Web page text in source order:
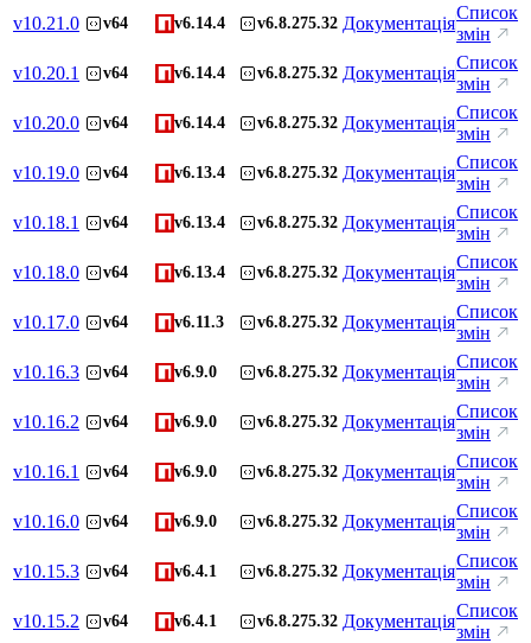
v10.21.0 v64 v6.14.4 v6.8.275.32 Документація
Список
змін
v10.20.1 v64 v6.14.4 v6.8.275.32 Документація
Список
змін
v10.20.0 v64 v6.14.4 v6.8.275.32 Документація
Список
змін
v10.19.0 v64 v6.13.4 v6.8.275.32 Документація
Список
змін
v10.18.1 v64 v6.13.4 v6.8.275.32 Документація
Список
змін
v10.18.0 v64 v6.13.4 v6.8.275.32 Документація
Список
змін
v10.17.0 v64 v6.11.3 v6.8.275.32 Документація
Список
змін
v10.16.3 v64 v6.9.0 v6.8.275.32 Документація
Список
змін
v10.16.2 v64 v6.9.0 v6.8.275.32 Документація
Список
змін
v10.16.1 v64 v6.9.0 v6.8.275.32 Документація
Список
змін
v10.16.0 v64 v6.9.0 v6.8.275.32 Документація
Список
змін
v10.15.3 v64 v6.4.1 v6.8.275.32 Документація
Список
змін
v10.15.2 v64 v6.4.1 v6.8.275.32 Документація
Список
змін